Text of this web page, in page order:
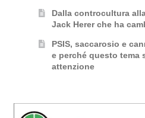
Dalla controcultura
Jack Herer che ha
PSIS, saccarosio e
e perché questo tema
attenzione